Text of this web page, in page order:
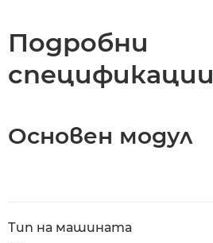
Подробни
спецификации
Основен модул
Тип на машината